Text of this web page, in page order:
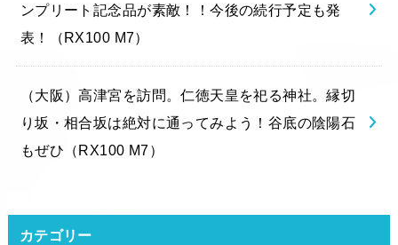
ンプリート記念品が素敵！！今後の続行予定も発
表！（RX100 M7）
（大阪）高津宮を訪問。仁徳天皇を祀る神社。縁切
り坂・相合坂は絶対に通ってみよう！谷底の陰陽石
もぜひ（RX100 M7）
カテゴリー